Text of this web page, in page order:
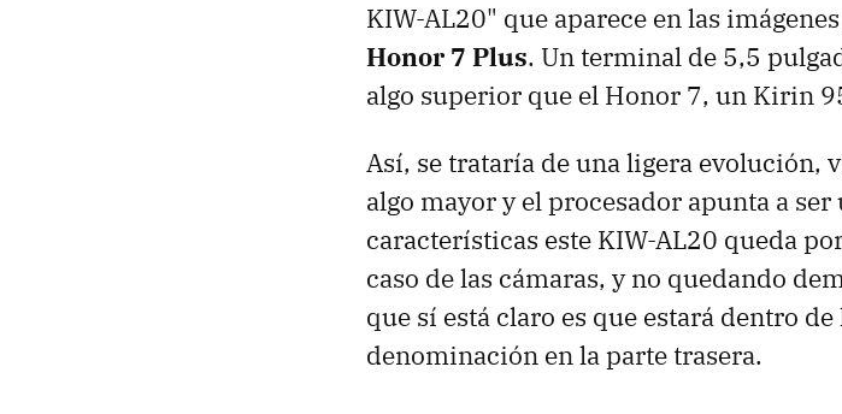
KIW-AL20" que aparece en las imágenes
Honor 7 Plus. Un terminal de 5,5
algo superior que el Honor 7, un Kirin
Así, se trataría de una ligera evolución,
algo mayor y el procesador apunta a
características este KIW-AL20 queda
caso de las cámaras, y no quedando
que sí está claro es que estará dentro
denominación en la parte trasera.